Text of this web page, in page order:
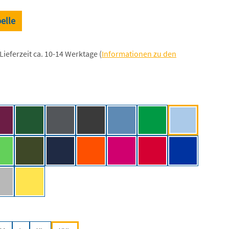
ca. 10-14 Werktage (Informationen zu den